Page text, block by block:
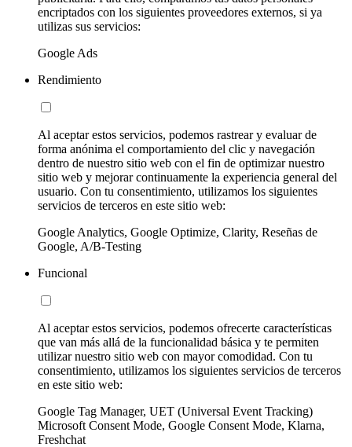
encriptados con los siguientes proveedores externos, si ya
utilizas sus servicios:
Google Ads
Rendimiento
Al aceptar estos servicios, podemos rastrear y evaluar de
forma anónima el comportamiento del clic y navegación
dentro de nuestro sitio web con el fin de optimizar nuestro
sitio web y mejorar continuamente la experiencia general del
usuario. Con tu consentimiento, utilizamos los siguientes
servicios de terceros en este sitio web:
Google Analytics, Google Optimize, Clarity, Reseñas de
Google, A/B-Testing
Funcional
Al aceptar estos servicios, podemos ofrecerte características
que van más allá de la funcionalidad básica y te permiten
utilizar nuestro sitio web con mayor comodidad. Con tu
consentimiento, utilizamos los siguientes servicios de terceros
en este sitio web:
Google Tag Manager, UET (Universal Event Tracking)
Microsoft Consent Mode, Google Consent Mode, Klarna,
Freshchat